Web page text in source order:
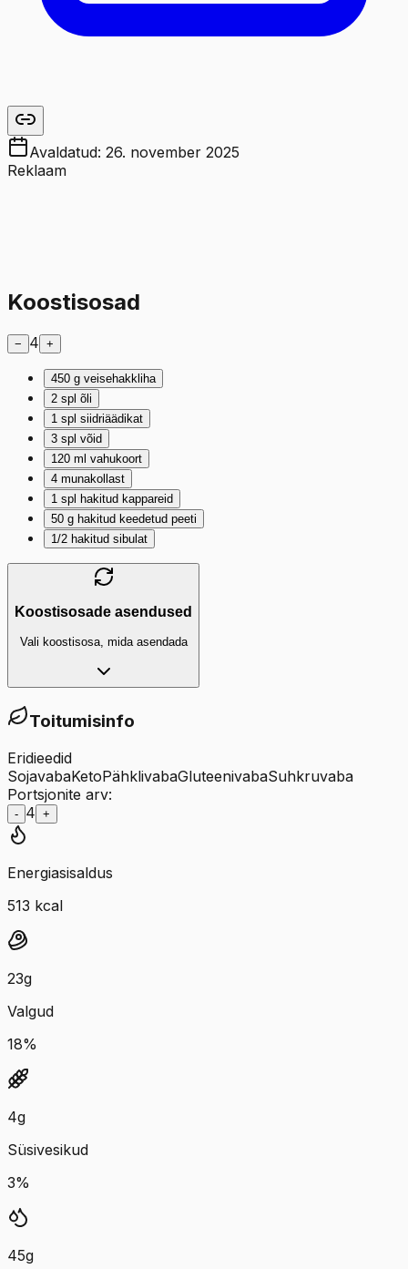
Avaldatud: 26. november 2025
Reklaam
Koostisosad
− 4 +
450 g veisehakkliha
2 spl õli
1 spl siidriäädikat
3 spl võid
120 ml vahukoort
4 munakollast
1 spl hakitud kappareid
50 g hakitud keedetud peeti
1/2 hakitud sibulat
Koostisosade asendused
Vali koostisosa, mida asendada
Toitumisinfo
Eridieedid
SojavabaKetoPähklivabaGluteenivabaSuhkruvaba
Portsjonite arv:
- 4 +
Energiasisaldus
513 kcal
23g
Valgud
18%
4g
Süsivesikud
3%
45g